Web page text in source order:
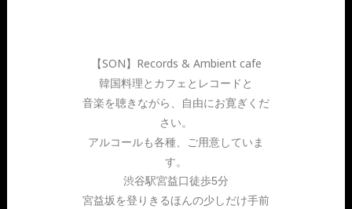
【SON】Records & Ambient cafe
韓国料理とカフェとレコードと
音楽を聴きながら、自由にお寛ぎくだ
さい。
アルコールも各種、ご用意していま
す。
渋谷駅宮益口徒歩5分
宮益坂を登りきるほんの少しだけ手前